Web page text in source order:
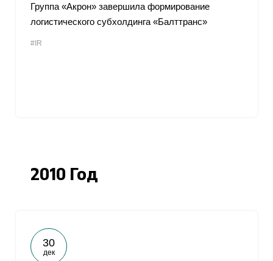
Группа «Акрон» завершила формирование
логистического субхолдинга «Балттранс»
#IR
2010 Год
30
дек